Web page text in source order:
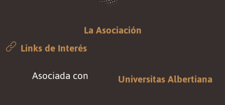
La Asociación
Links de Interés
Asociada con
Universitas Albertiana